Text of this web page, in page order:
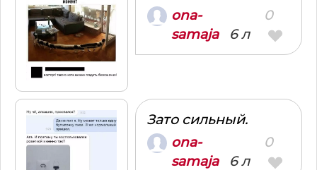
ona-
samaja6 л
0
Зато сильный.
ona-
samaja6 л
0